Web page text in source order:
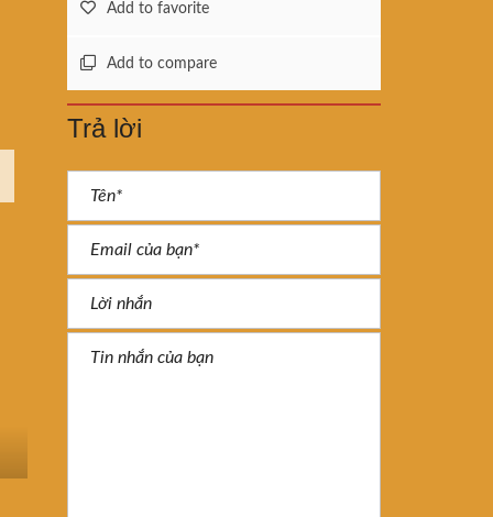
Add to favorite
Add to compare
Trả lời